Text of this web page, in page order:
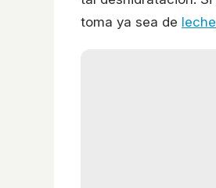
toma ya sea de leche